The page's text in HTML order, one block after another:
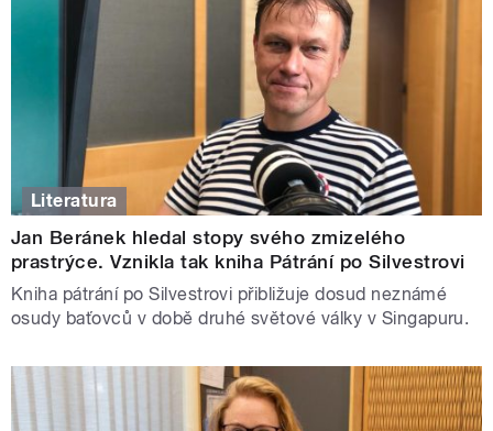
Literatura
Jan Beránek hledal stopy svého zmizelého
prastrýce. Vznikla tak kniha Pátrání po Silvestrovi
Kniha pátrání po Silvestrovi přibližuje dosud neznámé
osudy baťovců v době druhé světové války v Singapuru.